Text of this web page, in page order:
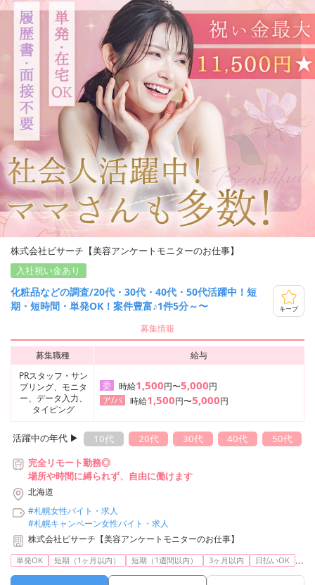
株式会社ビサーチ【美容アンケートモニターのお仕事】
入社祝い金あり
化粧品などの調査/20代・30代・40代・50代活躍中！短
期・短時間・単発OK！案件豊富♪1件5分～〜
キープ
募集情報
募集職種
給与
PRスタッフ・サン
プリング、モニタ
ー、データ入力、
タイピング
委 時給1,500円〜5,000円
ア/パ
時給1,500円〜5,000円
活躍中の年代 ▶︎ 10代 20代 30代 40代
50代
完全リモート勤務◎
場所や時間に縛られず、自由に働けます
北海道
#札幌女性バイト・求人
#札幌キャンペーン女性バイト・求人
株式会社ビサーチ【美容アンケートモニターのお仕事】
単発OK 短期（1ヶ月以内） 短期（1週間以内） 3ヶ月以内 日払いOK ...